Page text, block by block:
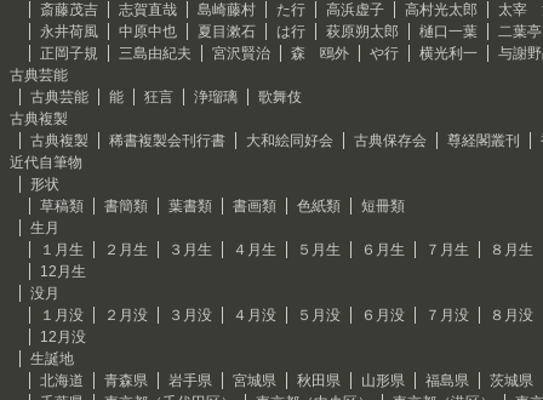
斎藤茂吉
志賀直哉 島崎藤村 た行 高浜虚子 高村光太郎
太宰
永井荷風
中原中也 夏目漱石 は行 萩原朔太郎 樋口一葉
二葉
正岡子規
三島由紀夫 宮沢賢治 森 鴎外 や行 横光利一
与謝
古典芸能
古典芸能
能 狂言 浄瑠璃
歌舞伎
古典複製
古典複製
稀書複製会刊行書 大和絵同好会 古典保存会 尊経閣叢刊
近代自筆物
形状
草稿類
書簡類 葉書類 書画類 色紙類
短冊類
生月
１月生
２月生 ３月生 ４月生 ５月生 ６月生 ７月生
８月生
12月生
没月
１月没
２月没 ３月没 ４月没 ５月没 ６月没 ７月没
８月没
12月没
生誕地
北海道
青森県 岩手県 宮城県 秋田県 山形県 福島県
茨城県